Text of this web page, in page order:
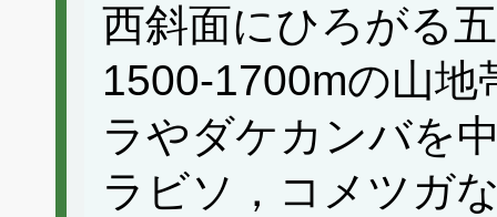
西斜面にひろがる
1500‐1700mの山
ラやダケカンバを
ラビソ，コメツガ